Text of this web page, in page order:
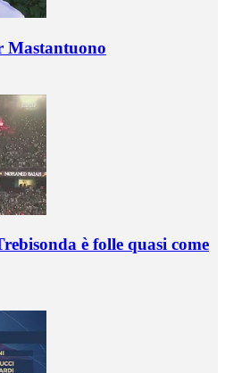
Mastantuono
è folle quasi come